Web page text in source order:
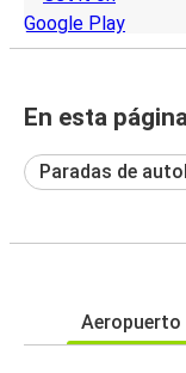
En esta página
Paradas de
Aeropuerto